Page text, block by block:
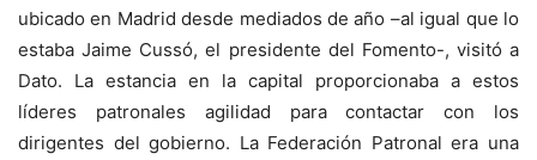
ubicado en Madrid desde mediados de año –al igual que lo
estaba Jaime Cussó, el presidente del Fomento-, visitó a
Dato. La estancia en la capital proporcionaba a estos
líderes patronales agilidad para contactar con los
dirigentes del gobierno. La Federación Patronal era una